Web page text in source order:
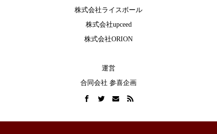
株式会社ライスボール
株式会社upceed
株式会社ORION
運営
合同会社 参喜企画